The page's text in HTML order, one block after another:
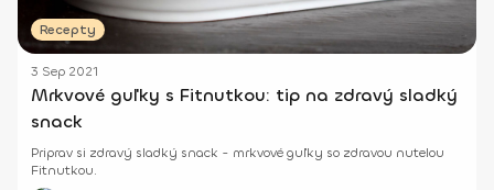
Recepty
3 Sep 2021
Mrkvové guľky s Fitnutkou: tip na zdravý sladký
snack
Priprav si zdravý sladký snack - mrkvové guľky so zdravou nutelou
Fitnutkou.